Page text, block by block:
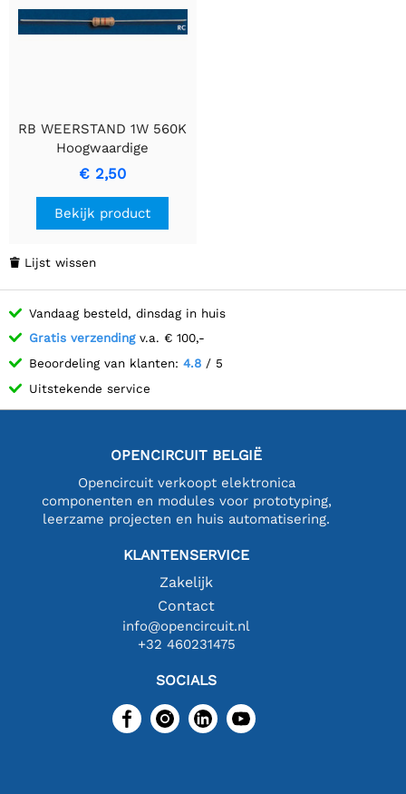
RB WEERSTAND 1W 560K
Hoogwaardige
Koolstoffilm Weerstand
€ 2,50
Bekijk product
 Lijst wissen
Vandaag besteld, dinsdag in huis
Gratis verzendingv.a. € 100,-
Beoordeling van klanten: 4.8 / 5
Uitstekende service
OPENCIRCUIT BELGIË
Opencircuit verkoopt elektronica
componenten en modules voor prototyping,
leerzame projecten en huis automatisering.
KLANTENSERVICE
Zakelijk
Contact
info@opencircuit.nl
+32 460231475
SOCIALS